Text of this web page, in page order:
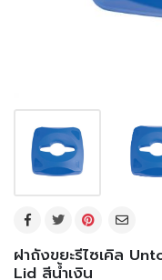
ฝาถังขยะรีไซเคิล
Lid สีน้ำเงิน